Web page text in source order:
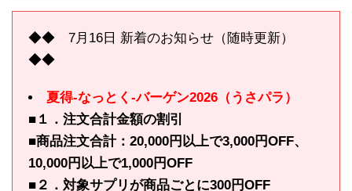
◆◆ 7月16日 新着のお知らせ（随時更新）
◆◆
夏得-なっとく-バーゲン2026（うさパラ）
■１．注文合計金額の割引
■商品注文合計：20,000円以上で3,000円OFF、
10,000円以上で1,000円OFF
■２．対象サプリが商品ごとに300円OFF